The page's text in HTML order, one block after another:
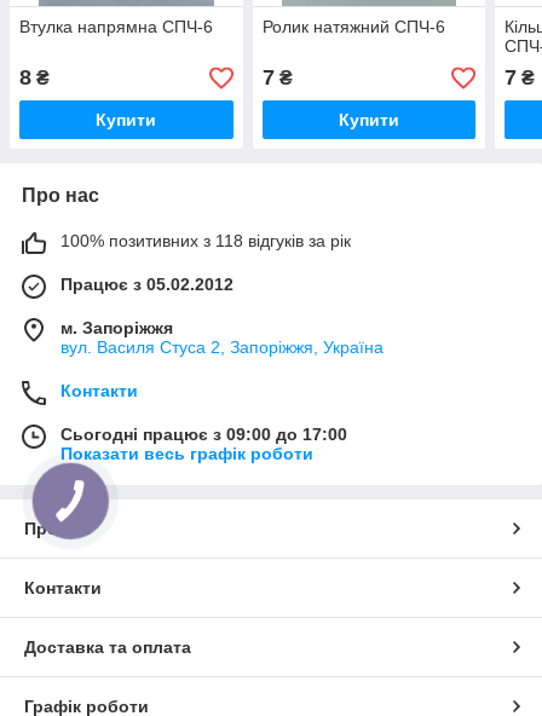
Втулка напрямна СПЧ-6
8 ₴
Купити
Ролик натяжний СПЧ-6
7₴
Купити
7 ₴
Про нас
100% позитивних з 118 відгуків за рік
Працює з 05.02.2012
м. Запоріжжя
вул. Василя Стуса 2, Запоріжжя, Україна
Контакти
Сьогодні працює з 09:00 до 17:00
Показати весь графік роботи
Про нас
Контакти
Доставка та оплата
Графік роботи